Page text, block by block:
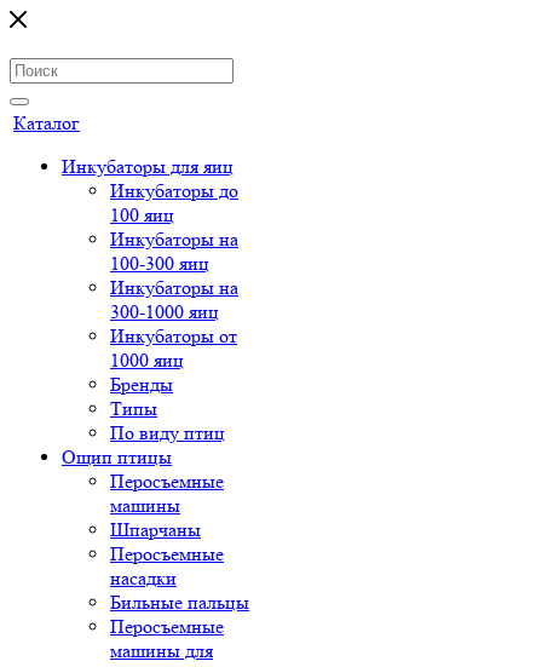
Каталог
Инкубаторы для яиц
Инкубаторы до
100 яиц
Инкубаторы на
100-300 яиц
Инкубаторы на
300-1000 яиц
Инкубаторы от
1000 яиц
Бренды
Типы
По виду птиц
Ощип птицы
Перосъемные
машины
Шпарчаны
Перосъемные
насадки
Бильные пальцы
Перосъемные
машины для